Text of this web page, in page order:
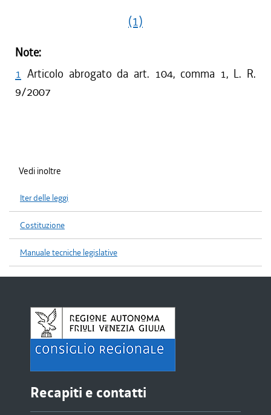
(1)
Note:
1 Articolo abrogato da art. 104, comma 1, L. R.
9/2007
Vedi inoltre
Iter delle leggi
Costituzione
Manuale tecniche legislative
Recapiti e contatti